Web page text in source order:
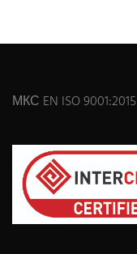
МКС EN ISO 9001:2015